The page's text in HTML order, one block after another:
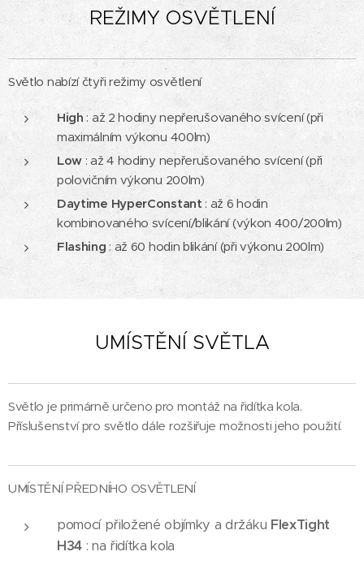
REŽIMY OSVĚTLENÍ
Světlo nabízí čtyři režimy osvětlení
High : až 2 hodiny nepřerušovaného svícení (při
maximálním výkonu 400lm)
Low : až 4 hodiny nepřerušovaného svícení (při
polovičním výkonu 200lm)
Daytime HyperConstant: až 6 hodin
kombinovaného svícení/blikání (výkon 400/200lm)
Flashing : až 60 hodin blikání (při výkonu 200lm)
UMÍSTĚNÍ SVĚTLA
Světlo je primárně určeno pro montáž na řidítka kola.
Příslušenství pro světlo dále rozšiřuje možnosti jeho použití.
UMÍSTĚNÍ PŘEDNÍHO OSVĚTLENÍ
pomocí přiložené objímky a držáku FlexTight
H34 : na řidítka kola